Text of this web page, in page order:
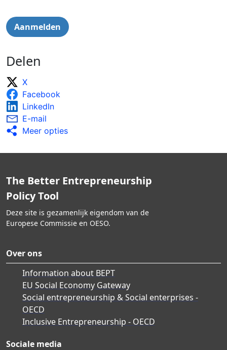
Delen
X
Facebook
LinkedIn
E-mail
Meer opties
The Better Entrepreneurship
Policy Tool
Deze site is gezamenlijk eigendom van de
Europese Commissie en OESO.
Over ons
Information about BEPT
EU Social Economy Gateway
Social entrepreneurship & Social enterprises -
OECD
Inclusive Entrepreneurship - OECD
Sociale media